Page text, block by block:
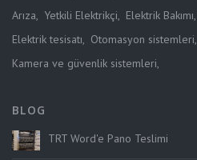
Arıza, Yetkili Elektrikçi, Elektrik Bakımı,
Elektrik tesisatı, Otomasyon sistemleri,
Kamera ve güvenlik sistemleri,
BLOG
TRT Word'e Pano Teslimi